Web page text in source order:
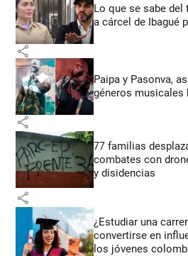
Lo que se sabe del
a cárcel de Ibagué
share
Paipa y Pasonva,
géneros musicales
share
77 familias
combates con
y disidencias
share
¿Estudiar una
convertirse en
los jóvenes